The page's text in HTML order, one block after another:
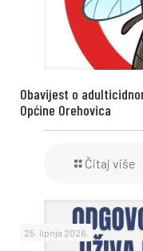
Obavijest o
Općine Orehovica
Čitaj više
25. lipnja 2026.